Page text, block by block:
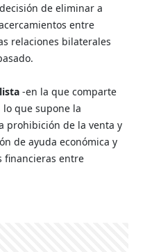
de eliminar a
entre
relaciones bilaterales
-en la que comparte
lo que supone la
prohibición de la venta y
de ayuda económica y
financieras entre